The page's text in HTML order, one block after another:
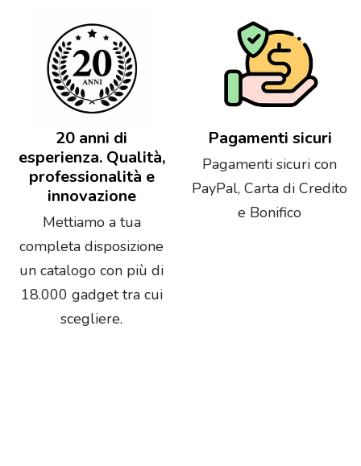
20 anni di
esperienza. Qualità,
professionalità e
innovazione
Mettiamo a tua
completa disposizione
un catalogo con più di
18.000 gadget tra cui
scegliere.
Pagamenti sicuri
Pagamenti sicuri con
PayPal, Carta di Credito
e Bonifico